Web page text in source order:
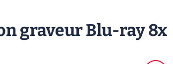
graveur Blu-ray 8x